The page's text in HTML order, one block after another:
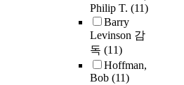
Philip T. (11)
Barry
Levinson 감
독 (11)
Hoffman,
Bob (11)